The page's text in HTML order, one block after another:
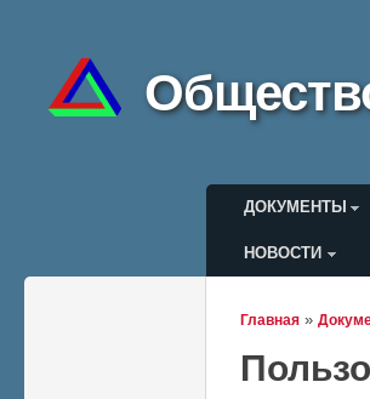
Главное
ДОКУМЕНТЫ
Меню
НОВОСТИ
Вы
Главная »